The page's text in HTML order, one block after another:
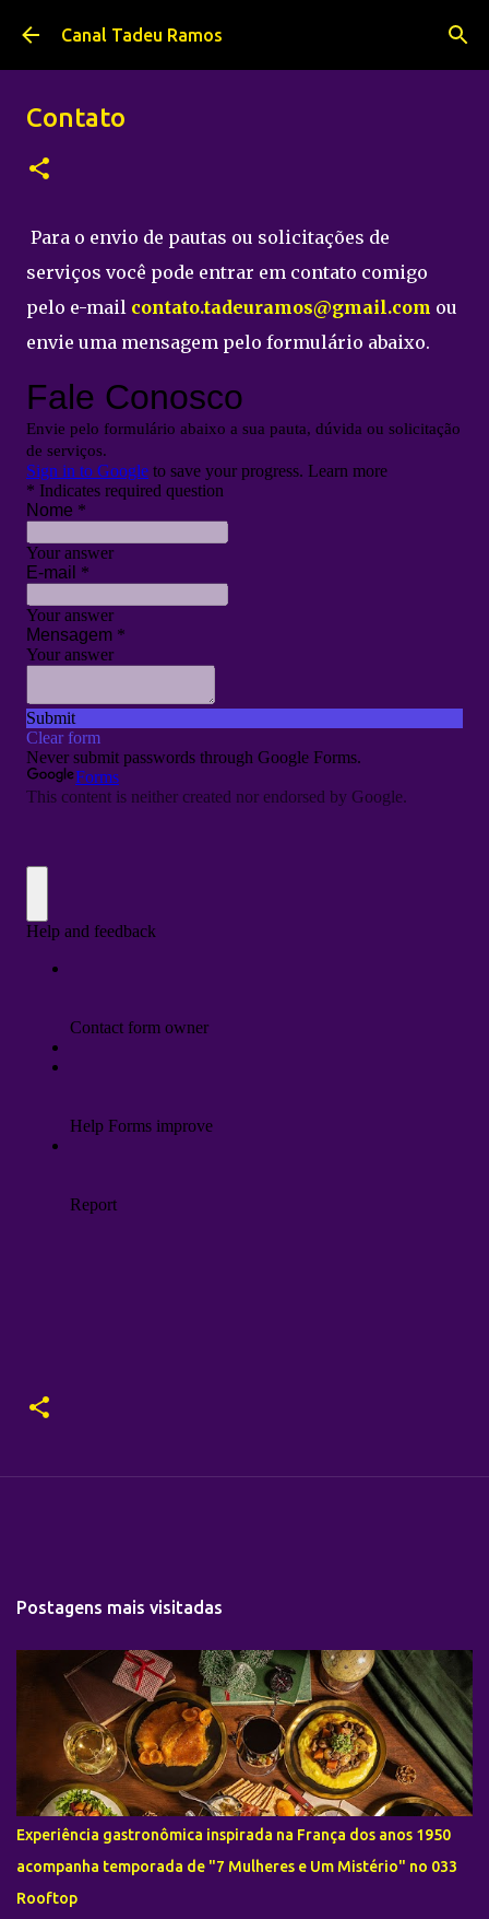
Pular para o conteúdo principal
Canal Tadeu Ramos
Contato
Para o envio de pautas ou solicitações de
serviços você pode entrar em contato comigo
pelo e-mail contato.tadeuramos@gmail.com ou
envie uma mensagem pelo formulário abaixo.
Postagens mais visitadas
Experiência gastronômica inspirada na França dos anos 1950
acompanha temporada de "7 Mulheres e Um Mistério" no 033
Rooftop